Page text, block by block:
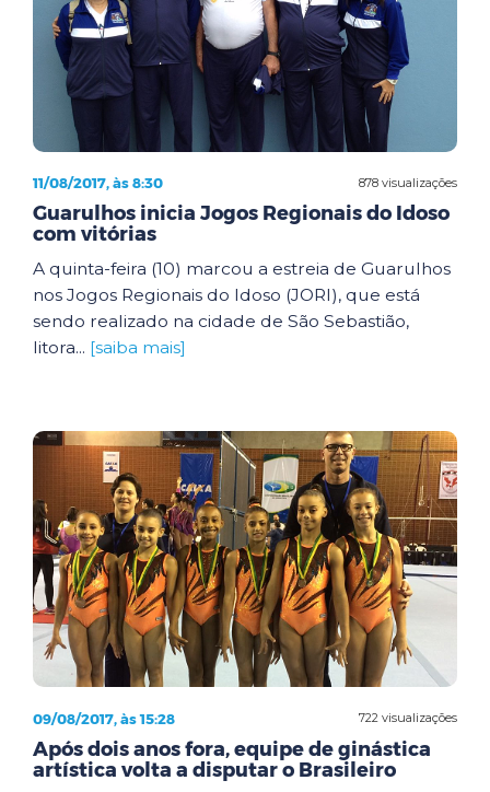
878 visualizações
11/08/2017, às 8:30
Guarulhos inicia Jogos Regionais do Idoso
com vitórias
A quinta-feira (10) marcou a estreia de Guarulhos
nos Jogos Regionais do Idoso (JORI), que está
sendo realizado na cidade de São Sebastião,
litora... [saiba mais]
722 visualizações
09/08/2017, às 15:28
Após dois anos fora, equipe de ginástica
artística volta a disputar o Brasileiro